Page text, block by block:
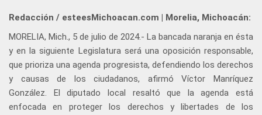
Redacción / esteesMichoacan.com | Morelia, Michoacán:
MORELIA, Mich., 5 de julio de 2024.- La bancada naranja en ésta
y en la siguiente Legislatura será una oposición responsable,
que prioriza una agenda progresista, defendiendo los derechos
y causas de los ciudadanos, afirmó Víctor Manríquez
González. El diputado local resaltó que la agenda está
enfocada en proteger los derechos y libertades de los